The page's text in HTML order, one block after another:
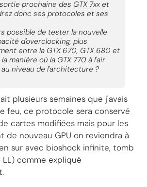
prochaine des GTX 7xx et
donc ses protocoles et ses
possible de tester la nouvelle
d'overclocking, plus
entre la GTX 670, GTX 680 et
la manière où la GTX 770 à l'air
niveau de l'architecture ?
plusieurs semaines que j'avais
feu, ce protocole sera conservé
cartes modifiées mais pour les
de nouveau GPU on reviendra à
sur avec bioshock infinite, tomb
comme expliqué